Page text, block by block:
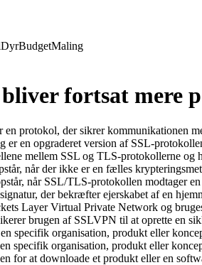
DyrBudgetMaling
fortsat mere
en protokol, der sikrer kommunikationen
en opgraderet version af SSL-
mellem SSL og TLS-protokollerne og
når der ikke er en fælles
når SSL/TLS-protokollen modtager
der bekræfter ejerskabet af en
Layer Virtual Private Network og
brugen af SSLVPN til at oprette en
specifik organisation, produkt eller
specifik organisation, produkt eller
for at downloade et produkt eller en